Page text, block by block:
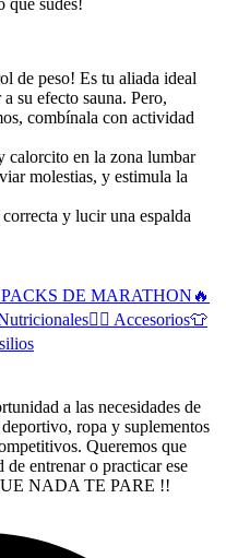
de peso! Es tu aliada ideal
su efecto sauna. Pero,
combínala con actividad
calorcito en la zona lumbar
molestias, y estimula la
y lucir una espalda
DE MARATHON🔥
🏋️‍♀️ Accesorios👕
a las necesidades de
ropa y suplementos
Queremos que
entrenar o practicar ese
NADA TE PARE !!